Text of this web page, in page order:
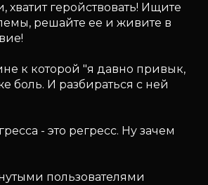
хватит геройствовать! Ищите
решайте ее и живите в
к которой "я давно привык,
боль. И разбираться с ней
- это регресс. Ну зачем
пользователями